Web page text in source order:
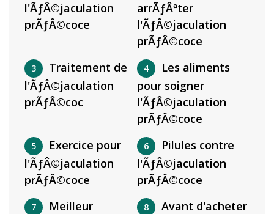
l'ÃƒÂ©jaculation
prÃƒÂ©coce
arrÃƒÂªter
l'ÃƒÂ©jaculation
prÃƒÂ©coce
Traitement de
l'ÃƒÂ©jaculation
prÃƒÂ©coc
Les aliments
pour soigner
l'ÃƒÂ©jaculation
prÃƒÂ©coce
Exercice pour
l'ÃƒÂ©jaculation
prÃƒÂ©coce
Pilules contre
l'ÃƒÂ©jaculation
prÃƒÂ©coce
Meilleur
Avant d'acheter